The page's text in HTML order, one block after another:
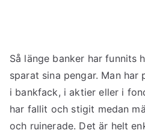
Så länge banker har funnits
sparat sina pengar. Man har
i bankfack, i aktier eller i
har fallit och stigit medan
och ruinerade. Det är helt